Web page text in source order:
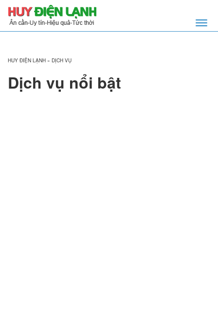
HUY ĐIỆN LẠNH » DỊCH VỤ
Dịch vụ nổi bật